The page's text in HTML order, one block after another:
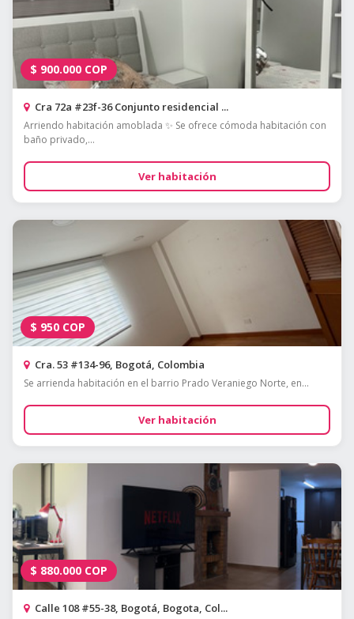
$ 900.000 COP
Cra 72a #23f-36 Conjunto residencial ...
Arriendo habitación amoblada ✨ Se ofrece cómoda habitación con
baño privado,...
Ver habitación
$ 950 COP
Cra. 53 #134-96, Bogotá, Colombia
Se arrienda habitación en el barrio Prado Veraniego Norte, en...
Ver habitación
$ 880.000 COP
Calle 108 #55-38, Bogotá, Bogota, Col...